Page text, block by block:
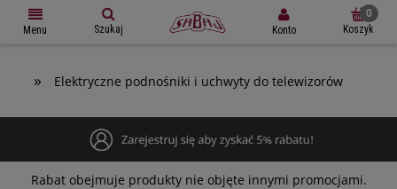
Menu Szukaj Konto Koszyk
» Elektryczne podnośniki i uchwyty do telewizorów
Rabat obejmuje produkty nie objęte innymi promocjami.